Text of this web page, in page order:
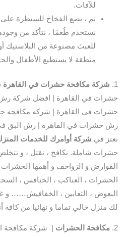
للآفات.
ثم ، نضع الفخاخ للسيطرة
نستخدم طُعمًا ، نتأكد من
للعبث مصنوعة من البلاستيك
منطقة لا يستطيع الأطفال
1. شركة مكافحة حشرات في القاهرة
حشرات في القاهرة | افضل شركة
حشرات في القاهرة | شركه مكافحه
رش حشرات في القاهرة | رش البق في
نعتز في شركة أوامرك للخدمات
حشرات شاملة. نكافح ، نقتل ، و
القوارض و الزواحف و أهمها
الحشرات ، العناكب ، الخنافس ،
البعوض ، الثعابين ، الخفافيش……
لك منزل خالي تماما و نهائيا من كافة
2. مكافحة الحشرات
| شركة مكافحة